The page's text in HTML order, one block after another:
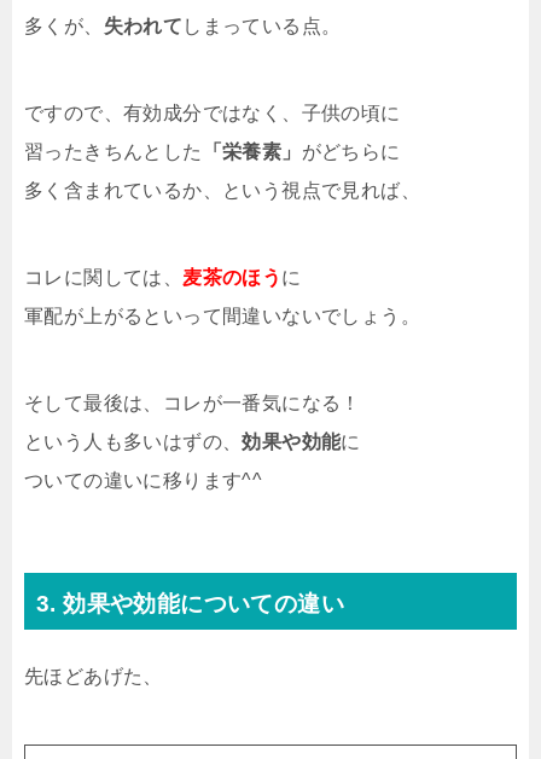
多くが、 失われて しまっている点。
ですので、有効成分ではなく、子供の頃に
習ったきちんとした
「栄養素」 がどちらに
多く含まれているか、という視点で見れば、
コレに関しては、 麦茶のほう に
軍配が上がるといって間違いないでしょう。
そして最後は、コレが一番気になる！
という人も多いはずの、効果や効能に
ついての違いに移ります^^
3. 効果や効能についての違い
先ほどあげた、